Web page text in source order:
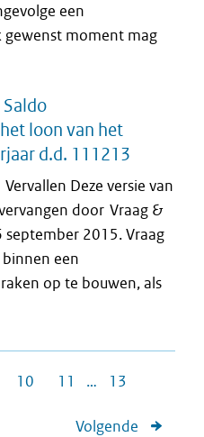
een
gewenst moment mag
loon van het
d.d. 111213
Deze versie van
door Vraag &
2015. Vraag
een
op te bouwen, als
10 11 … 13
Volgende